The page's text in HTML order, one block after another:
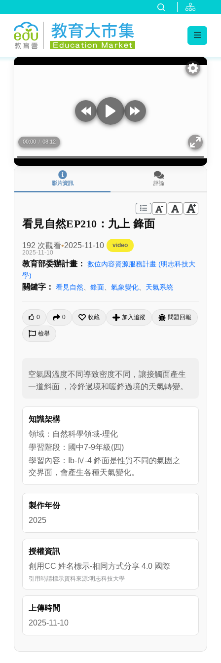
:::
00:00 / 08:12
影片資訊 評論
看見自然EP210：九上 鋒面
192 次觀看 2025-11-10
video
2025-11-10
教育部委辦計畫： 數位內容資源服務計畫 (明志科技大
學)
關鍵字： 看見自然 鋒面 氣象變化 天氣系統
0 0 收藏 加入追蹤 問題回報
檢舉
空氣因溫度不同導致密度不同，讓接觸面產生
一道斜面 ，冷鋒過境和暖鋒過境的天氣轉變。
知識架構
領域：自然科學領域-理化
學習階段：國中7-9年級(四)
學習內容：Ib-Ⅳ-4 鋒面是性質不同的氣團之
交界面，會產生各種天氣變化。
製作年份
2025
授權資訊
創用CC 姓名標示-相同方式分享 4.0 國際
引用時請標示資料來源:明志科技大學
上傳時間
2025-11-10